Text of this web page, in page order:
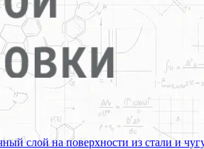
слой на поверхности из стали и